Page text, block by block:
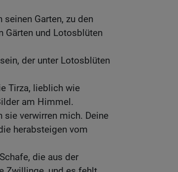
Garten, zu den
Gärten und Lotosblüten
der unter Lotosblüten
Tirza, lieblich wie
am Himmel.
sie verwirren mich. Deine
herabsteigen vom
die aus der